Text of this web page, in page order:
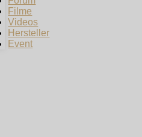
Filme
Videos
Hersteller
Event